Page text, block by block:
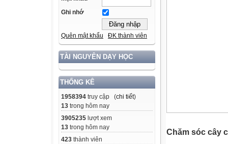
Ghi nhớ
Quên mật khẩu ĐK thành viên
TÀI NGUYÊN DẠY HỌC
THỐNG KÊ
1958394 truy cập (chi tiết)
13 trong hôm nay
3905235 lượt xem
13 trong hôm nay
423 thành viên
Chăm sóc cây